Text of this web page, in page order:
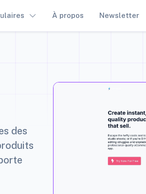
À propos Newsletter
des